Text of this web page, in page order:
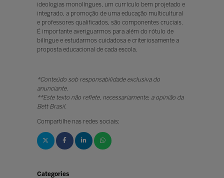
ideologias monolíngues, um currículo bem projetado e
integrado, a promoção de uma educação multicultural
e professores qualiﬁcados, são componentes cruciais.
É importante averiguarmos para além do rótulo de
bilíngue e estudarmos cuidadosa e criteriosamente a
proposta educacional de cada escola.
*Conteúdo sob responsabilidade exclusiva do
anunciante.
**Este texto não reflete, necessariamente, a opinião da
Bett Brasil.
Compartilhe nas redes sociais:
Categories